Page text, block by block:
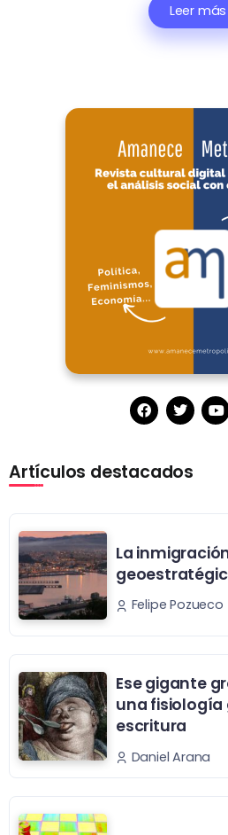
Leer más
Artículos destacados
La
Felipe Pozueco
Ese gigante
una fisiología
escritura
Daniel Arana